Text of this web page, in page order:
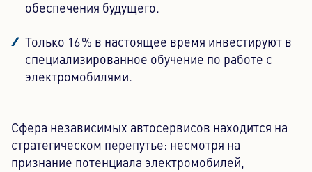
обеспечения будущего.
Только 16 % в настоящее время инвестируют в
специализированное обучение по работе с
электромобилями.
Сфера независимых автосервисов находится на
стратегическом перепутье: несмотря на
признание потенциала электромобилей,